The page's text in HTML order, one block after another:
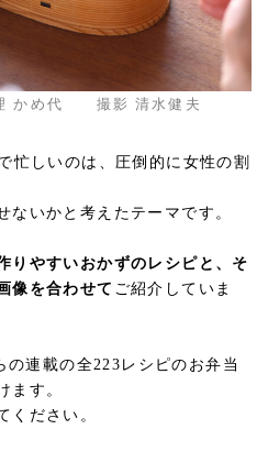
かめ代 撮影 清水健夫
忙しいのは、圧倒的に女性の割
ないかと考えたテーマです。
りやすいおかずのレシピと、そ
像を合わせて ご紹介していま
連載の全223レシピのお弁当
ます。
ください。